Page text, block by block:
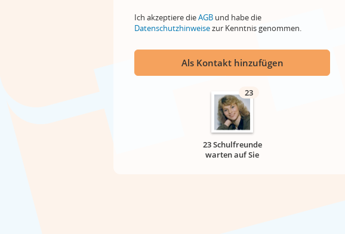
Ich akzeptiere dieAGB und habe die
Datenschutzhinweisezur Kenntnis genommen.
Als Kontakt hinzufügen
23
23 Schulfreunde
warten auf Sie